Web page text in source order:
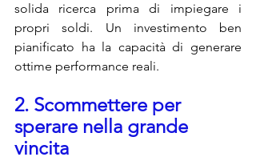
solida ricerca prima di impiegare i
propri soldi. Un investimento ben
pianificato ha la capacità di generare
ottime performance reali.
2. Scommettere per
sperare nella grande
vincita